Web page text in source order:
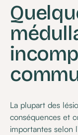
La plupart des
conséquences et
importantes selon